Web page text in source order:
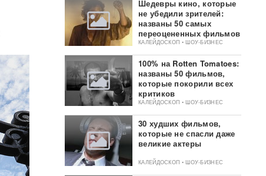
Шедевры кино, которые
не убедили зрителей:
названы 50 самых
переоцененных фильмов
КАЛЕЙДОСКОП • ШОУ-БИЗНЕС
100% на Rotten Tomatoes:
названы 50 фильмов,
которые покорили всех
критиков
КАЛЕЙДОСКОП • ШОУ-БИЗНЕС
30 худших фильмов,
которые не спасли даже
великие актеры
КАЛЕЙДОСКОП • ШОУ-БИЗНЕС